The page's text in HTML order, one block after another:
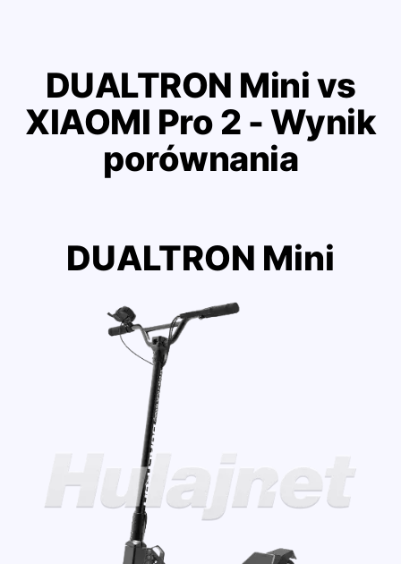
DUALTRON Mini vs
XIAOMI Pro 2 - Wynik
porównania
DUALTRON Mini